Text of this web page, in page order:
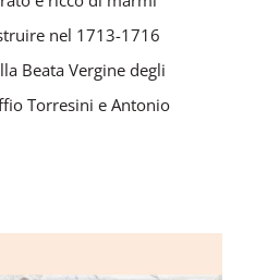
nel 1713-1716
Beata Vergine degli
Torresini e Antonio